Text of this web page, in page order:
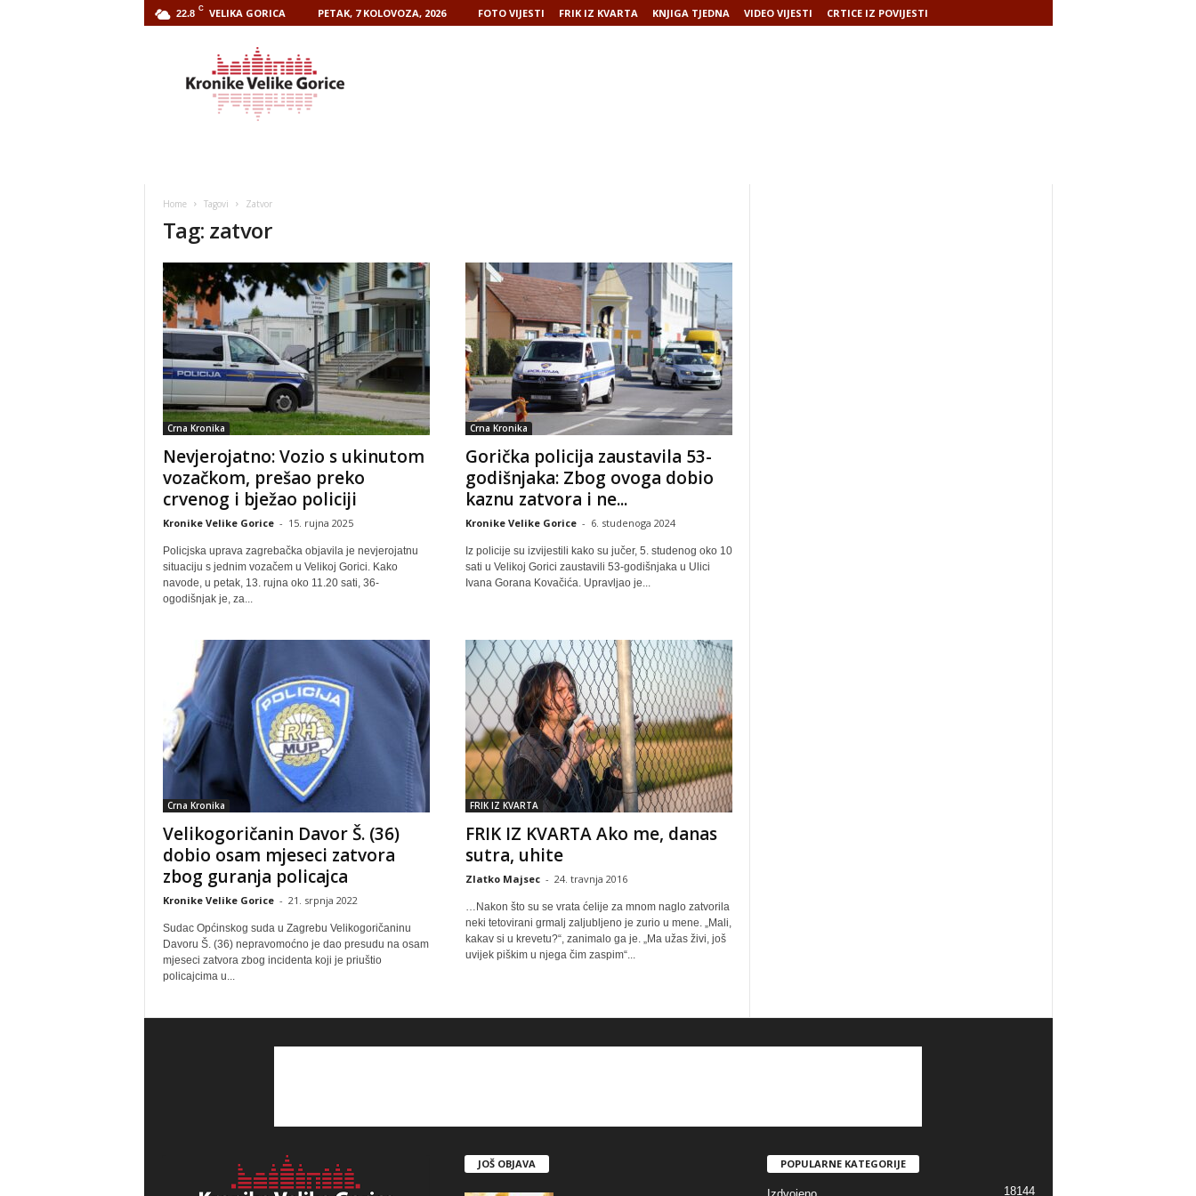
22.8 C VELIKA GORICA PETAK, 7 KOLOVOZA, 2026 FOTO VIJESTI FRIK IZ KVARTA KNJIGA TJEDNA VIDEO VIJESTI CRTICE IZ POVIJESTI
Home Tagovi Zatvor
Tag: zatvor
Crna Kronika
Nevjerojatno: Vozio s ukinutom
vozačkom, prešao preko
crvenog i bježao policiji
Kronike Velike Gorice - 15. rujna 2025
Policjska uprava zagrebačka objavila je nevjerojatnu
situaciju s jednim vozačem u Velikoj Gorici. Kako
navode, u petak, 13. rujna oko 11.20 sati, 36-
ogodišnjak je, za...
Crna Kronika
Gorička policija zaustavila 53-
godišnjaka: Zbog ovoga dobio
kaznu zatvora i ne...
Kronike Velike Gorice - 6. studenoga 2024
Iz policije su izvijestili kako su jučer, 5. studenog oko 10
sati u Velikoj Gorici zaustavili 53-godišnjaka u Ulici
Ivana Gorana Kovačića. Upravljao je...
Crna Kronika
Velikogoričanin Davor Š. (36)
dobio osam mjeseci zatvora
zbog guranja policajca
Kronike Velike Gorice - 21. srpnja 2022
Sudac Općinskog suda u Zagrebu Velikogoričaninu
Davoru Š. (36) nepravomoćno je dao presudu na osam
mjeseci zatvora zbog incidenta koji je priuštio
policajcima u...
FRIK IZ KVARTA
FRIK IZ KVARTA Ako me, danas
sutra, uhite
Zlatko Majsec - 24. travnja 2016
…Nakon što su se vrata ćelije za mnom naglo zatvorila
neki tetovirani grmalj zaljubljeno je zurio u mene. „Mali,
kakav si u krevetu?“, zanimalo ga je. „Ma užas živi, još
uvijek piškim u njega čim zaspim“...
JOŠ OBJAVA POPULARNE KATEGORIJE
18144